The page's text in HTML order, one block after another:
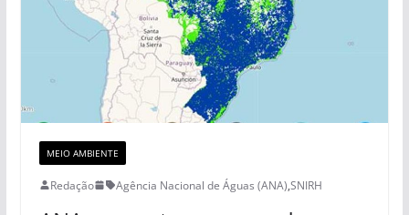
MEIO AMBIENTE
Redação Agência Nacional de Águas (ANA),SNIRH